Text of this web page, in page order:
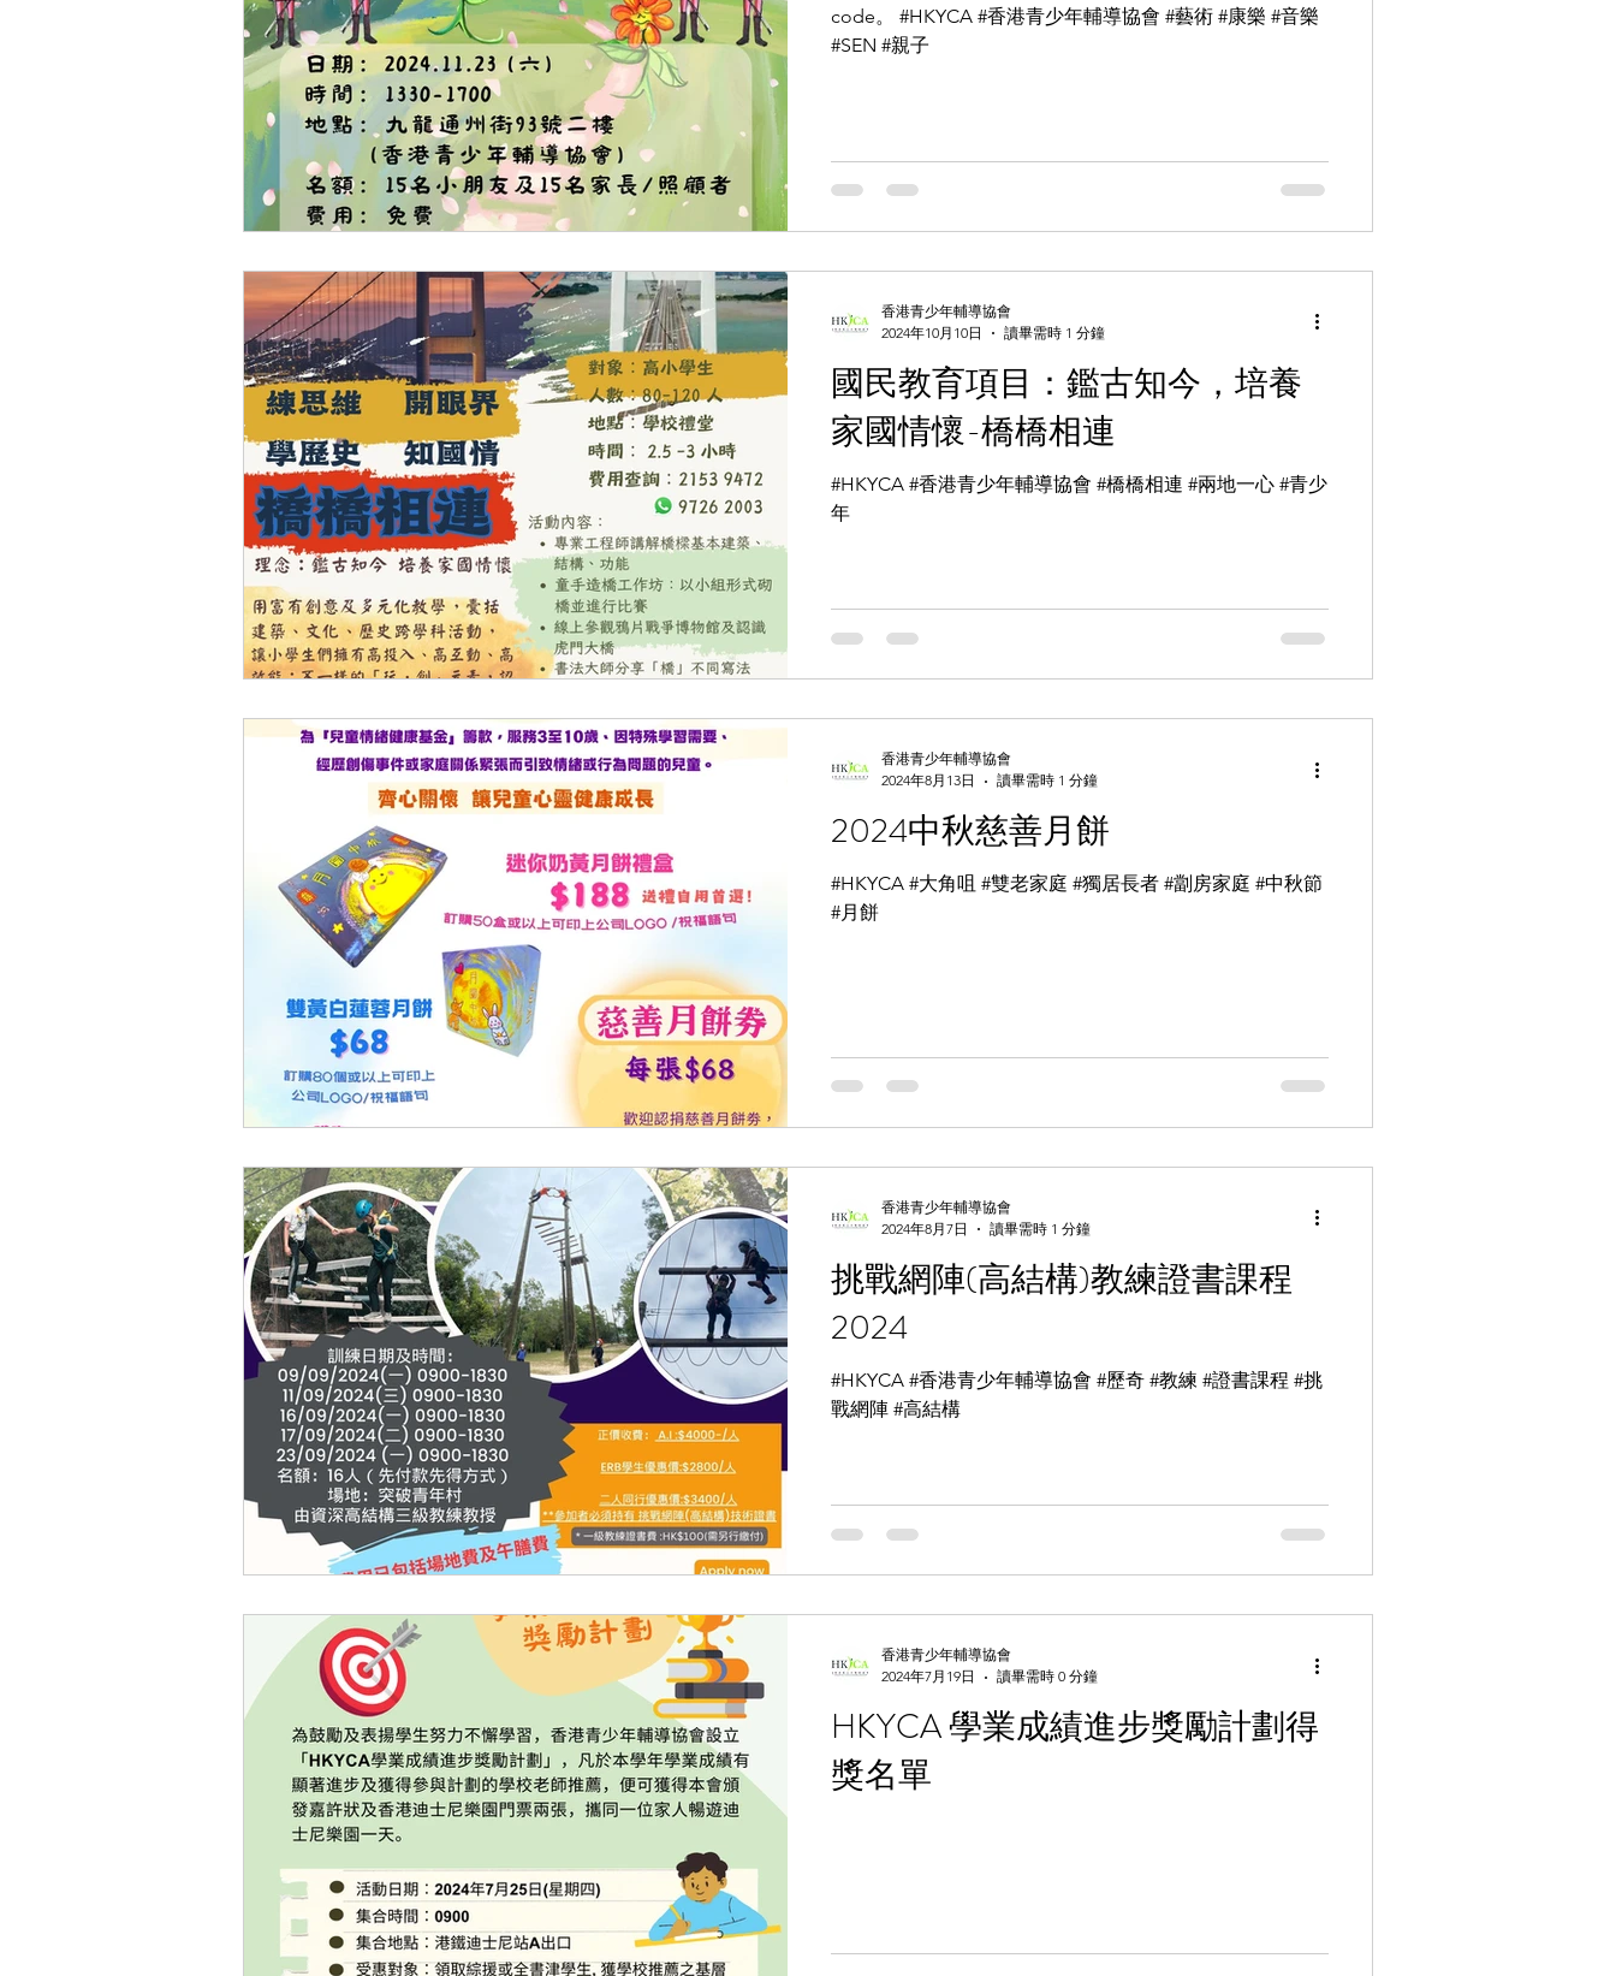
code。 #HKYCA #香港青少年輔導協會 #藝術 #康樂 #音樂
#SEN #親子
國民教育項目：鑑古知今，培養
家國情懷-橋橋相連
#HKYCA #香港青少年輔導協會 #橋橋相連 #兩地一心 #青少
年
香港青少年輔導協會
2024年10月10日
讀畢需時 1 分鐘
2024中秋慈善月餅
#HKYCA #大角咀 #雙老家庭 #獨居長者 #劏房家庭 #中秋節
#月餅
香港青少年輔導協會
2024年8月13日
讀畢需時 1 分鐘
挑戰網陣(高結構)教練證書課程
2024
#HKYCA #香港青少年輔導協會 #歷奇 #教練 #證書課程 #挑
戰網陣 #高結構
香港青少年輔導協會
2024年8月7日
讀畢需時 1 分鐘
HKYCA 學業成績進步獎勵計劃得
獎名單
香港青少年輔導協會
2024年7月19日
讀畢需時 0 分鐘